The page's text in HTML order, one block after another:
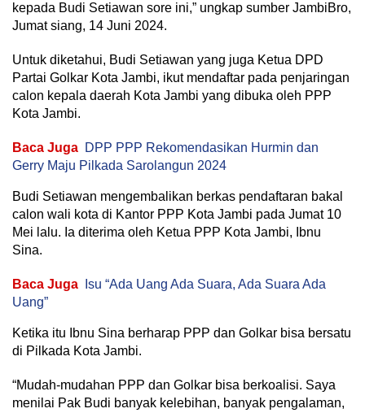
kepada Budi Setiawan sore ini,” ungkap sumber JambiBro,
Jumat siang, 14 Juni 2024.
Untuk diketahui, Budi Setiawan yang juga Ketua DPD
Partai Golkar Kota Jambi, ikut mendaftar pada penjaringan
calon kepala daerah Kota Jambi yang dibuka oleh PPP
Kota Jambi.
Baca Juga DPP PPP Rekomendasikan Hurmin dan
Gerry Maju Pilkada Sarolangun 2024
Budi Setiawan mengembalikan berkas pendaftaran bakal
calon wali kota di Kantor PPP Kota Jambi pada Jumat 10
Mei lalu. Ia diterima oleh Ketua PPP Kota Jambi, Ibnu
Sina.
Baca Juga
Isu “Ada Uang Ada Suara, Ada Suara Ada
Uang”
Ketika itu Ibnu Sina berharap PPP dan Golkar bisa bersatu
di Pilkada Kota Jambi.
“Mudah-mudahan PPP dan Golkar bisa berkoalisi. Saya
menilai Pak Budi banyak kelebihan, banyak pengalaman,